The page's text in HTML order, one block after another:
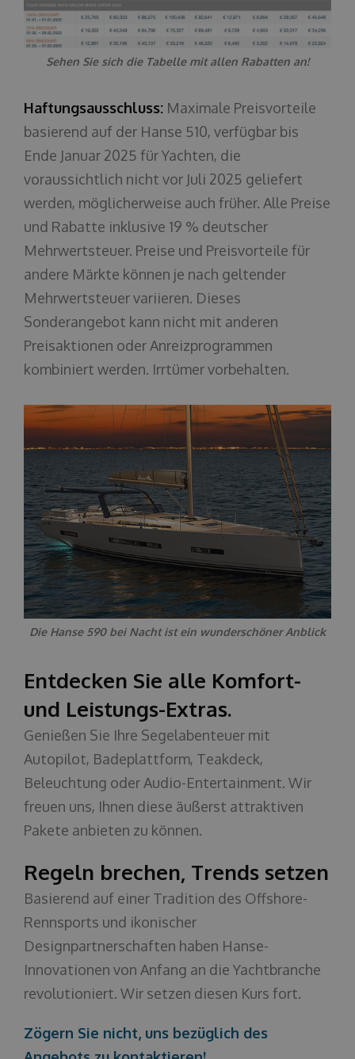
Sehen Sie sich die Tabelle mit allen Rabatten an!
Haftungsausschluss: Maximale Preisvorteile
basierend auf der Hanse 510, verfügbar bis
Ende Januar 2025 für Yachten, die
voraussichtlich nicht vor Juli 2025 geliefert
werden, möglicherweise auch früher. Alle Preise
und Rabatte inklusive 19 % deutscher
Mehrwertsteuer. Preise und Preisvorteile für
andere Märkte können je nach geltender
Mehrwertsteuer variieren. Dieses
Sonderangebot kann nicht mit anderen
Preisaktionen oder Anreizprogrammen
kombiniert werden. Irrtümer vorbehalten.
Die Hanse 590 bei Nacht ist ein wunderschöner Anblick
Entdecken Sie alle Komfort-
und Leistungs-Extras.
Genießen Sie Ihre Segelabenteuer mit
Autopilot, Badeplattform, Teakdeck,
Beleuchtung oder Audio-Entertainment. Wir
freuen uns, Ihnen diese äußerst attraktiven
Pakete anbieten zu können.
Regeln brechen, Trends setzen
Basierend auf einer Tradition des Offshore-
Rennsports und ikonischer
Designpartnerschaften haben Hanse-
Innovationen von Anfang an die Yachtbranche
revolutioniert. Wir setzen diesen Kurs fort.
Zögern Sie nicht, uns bezüglich des